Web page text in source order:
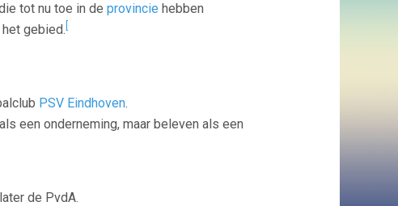
tot nu toe in de provincie hebben
het gebied.
PSV Eindhoven.
een onderneming, maar beleven als een
de PvdA.